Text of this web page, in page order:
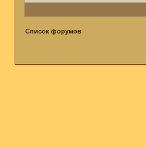
Список форумов